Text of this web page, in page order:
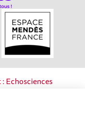
Echosciences
de la région.